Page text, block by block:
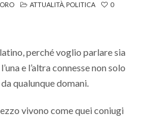
ATTUALITÀ POLITICA 0
perché voglio parlare sia
e l’altra connesse non solo
qualunque domani.
vivono come quei coniugi